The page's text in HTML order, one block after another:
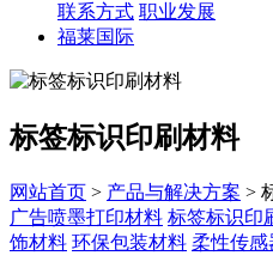
联系方式 职业发展
福莱国际
标签标识印刷材料
网站首页 > 产品与解决方案 >
广告喷墨打印材料 标签标识印
饰材料 环保包装材料 柔性传感